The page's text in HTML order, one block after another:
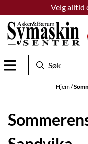
Hopp til innholdVelg alltid
Hjem/